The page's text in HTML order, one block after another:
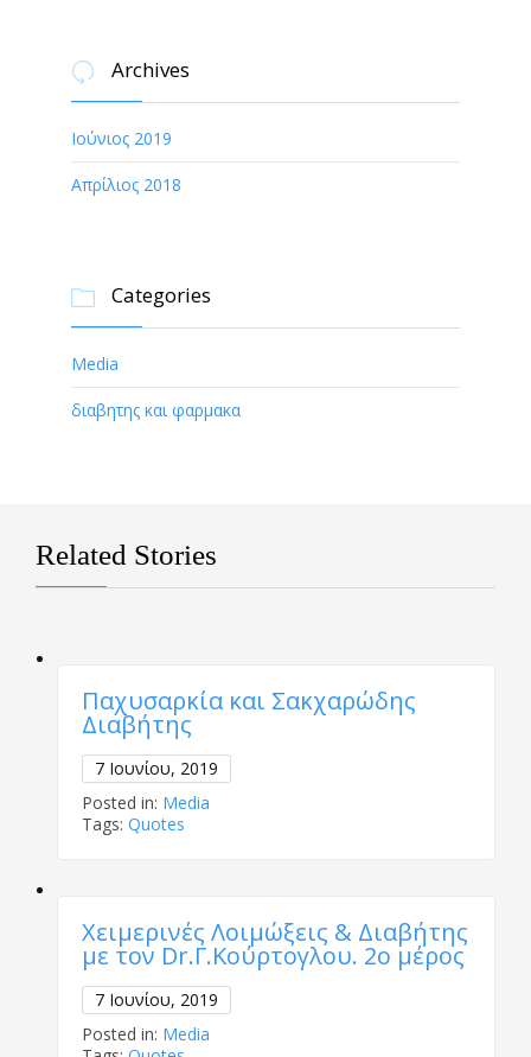
 Archives
Ιούνιος 2019
Απρίλιος 2018
 Categories
Media
διαβητης και φαρμακα
Related Stories
Παχυσαρκία και Σακχαρώδης
Διαβήτης
7 Ιουνίου, 2019
Posted in: Media
Tags:Quotes
Χειμερινές Λοιμώξεις & Διαβήτης
με τον Dr.Γ.Κούρτογλου. 2ο μέρος
7 Ιουνίου, 2019
Posted in: Media